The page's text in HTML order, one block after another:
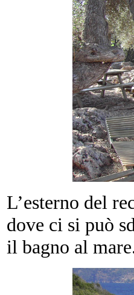
L’esterno del
dove ci si può
il bagno al